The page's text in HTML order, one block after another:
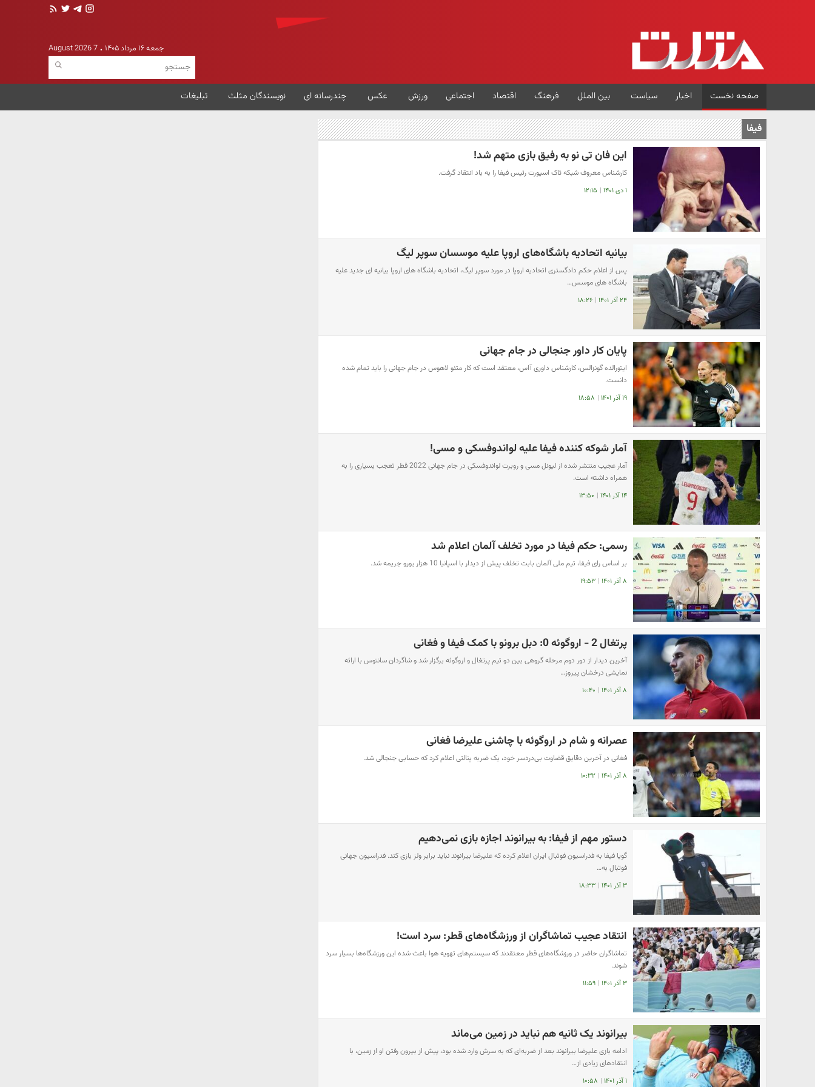
جمعه ۱۶ مرداد ۱۴۰۵ 7 August 2026
صفحه نخست اخبار سیاست بین الملل فرهنگ اقتصاد اجتماعی ورزش عکس چندرسانه ای نویسندگان مثلث تبلیغات
فیفا
این فان تی نو به رفیق بازی متهم شد!
کارشناس معروف شبکه تاک‌ اسپورت رئیس فیفا را به باد انتقاد گرفت.
۱ دی ۱۴۰۱ | ۱۲:۱۵
بیانیه اتحادیه باشگاه‌های اروپا علیه موسسان سوپر لیگ
پس از اعلام حکم دادگستری اتحادیه اروپا در مورد سوپر لیگ، اتحادیه باشگاه های اروپا بیانیه ای جدید علیه
باشگاه های موسس…
۲۴ آذر ۱۴۰۱ | ۱۸:۲۶
پایان کار داور جنجالی در جام جهانی
ایتورالده گونزالس، کارشناس داوری آاس، معتقد است که کار متئو لاهوس در جام جهانی را باید تمام شده
دانست.
۱۹ آذر ۱۴۰۱ | ۱۸:۵۸
آمار شوکه کننده فیفا علیه لواندوفسکی و مسی!
آمار عجیب منتشر شده از لیونل مسی و روبرت لواندوفسکی در جام جهانی 2022 قطر تعجب بسیاری را به
همراه داشته است.
۱۴ آذر ۱۴۰۱ | ۱۳:۵۰
رسمی: حکم فیفا در مورد تخلف آلمان اعلام شد
بر اساس رای فیفا، تیم ملی آلمان بابت تخلف پیش از دیدار با اسپانیا 10 هزار یورو جریمه شد.
۸ آذر ۱۴۰۱ | ۱۹:۵۳
پرتغال 2 - اروگوئه 0: دبل برونو با کمک فیفا و فغانی
آخرین دیدار از دور دوم مرحله گروهی بین دو تیم پرتغال و اروگوئه برگزار شد و شاگردان سانتوس با ارائه
نمایشی درخشان پیروز…
۸ آذر ۱۴۰۱ | ۱۰:۴۰
عصرانه و شام در اروگوئه با چاشنی علیرضا فغانی
فغانی در آخرین دقایق قضاوت بی‌دردسر خود، یک ضربه پنالتی اعلام کرد که حسابی جنجالی شد.
۸ آذر ۱۴۰۱ | ۱۰:۳۲
دستور مهم از فیفا: به بیرانوند اجازه بازی نمی‌دهیم
گویا فیفا به فدراسیون فوتبال ایران اعلام کرده که علیرضا بیرانوند نباید برابر ولز بازی کند. فدراسیون جهانی
فوتبال به…
۳ آذر ۱۴۰۱ | ۱۸:۳۳
انتقاد عجیب تماشاگران از ورزشگاه‌های قطر: سرد است!
تماشاگران حاضر در ورزشگاه‌های قطر معتقدند که سیستم‌های تهویه هوا باعث شده این ورزشگاه‌ها بسیار سرد
شوند.
۳ آذر ۱۴۰۱ | ۱۱:۵۹
بیرانوند یک ثانیه هم نباید در زمین می‌ماند
ادامه بازی علیرضا بیرانوند بعد از ضربه‌ای که به سرش وارد شده بود، پیش از بیرون رفتن او از زمین، با
انتقادهای زیادی از…
۱ آذر ۱۴۰۱ | ۱۰:۵۸